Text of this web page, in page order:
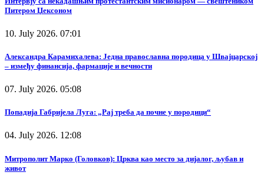
Питером Џексоном
10. July 2026. 07:01
Александра Карамихалева: Једна православна породица у Швајцарској
– између финансија, фармације и вечности
07. July 2026. 05:08
Попадија Габријела Луга: „Рај треба да почне у породици“
04. July 2026. 12:08
Митрополит Марко (Головков): Црква као место за дијалог, љубав и
живот